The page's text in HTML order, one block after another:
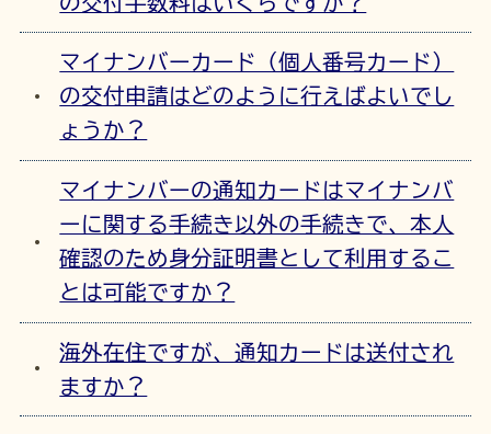
マイナンバーカード（個人番号カード）
の交付申請はどのように行えばよいでし
ょうか？
マイナンバーの通知カードはマイナンバ
ーに関する手続き以外の手続きで、本人
確認のため身分証明書として利用するこ
とは可能ですか？
海外在住ですが、通知カードは送付され
ますか？